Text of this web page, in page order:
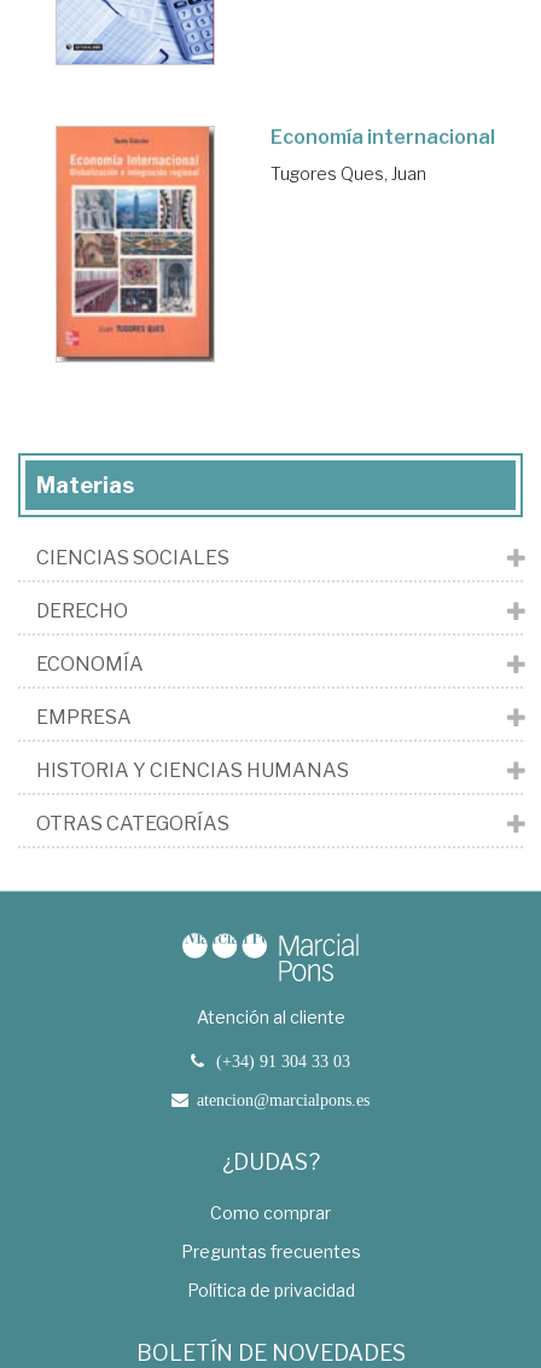
Economía internacional
Tugores Ques, Juan
Materias
CIENCIAS SOCIALES
DERECHO
ECONOMÍA
EMPRESA
HISTORIA Y CIENCIAS HUMANAS
OTRAS CATEGORÍAS
Atención al cliente
(+34) 91 304 33 03
atencion@marcialpons.es
¿DUDAS?
Como comprar
Preguntas frecuentes
Política de privacidad
BOLETÍN DE NOVEDADES